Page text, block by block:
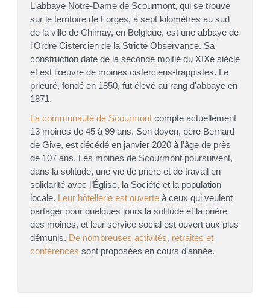
L'abbaye Notre-Dame de Scourmont, qui se trouve
sur le territoire de Forges, à sept kilomètres au sud
de la ville de Chimay, en Belgique, est une abbaye de
l'Ordre Cistercien de la Stricte Observance. Sa
construction date de la seconde moitié du XIXe siècle
et est l'œuvre de moines cisterciens-trappistes. Le
prieuré, fondé en 1850, fut élevé au rang d'abbaye en
1871.
La communauté de Scourmont compte actuellement
13 moines de 45 à 99 ans. Son doyen, père Bernard
de Give, est décédé en janvier 2020 à l’âge de près
de 107 ans. Les moines de Scourmont poursuivent,
dans la solitude, une vie de prière et de travail en
solidarité avec l’Église, la Société et la population
locale. Leur hôtellerie est ouverteà ceux qui veulent
partager pour quelques jours la solitude et la prière
des moines, et leur service social est ouvert aux plus
démunis. De nombreuses activités, retraites et
conférences sont proposées en cours d'année.